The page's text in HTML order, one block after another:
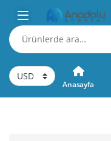
Anasayfa